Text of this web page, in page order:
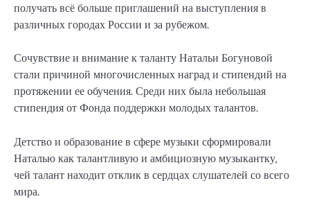
получать всё больше приглашений на выступления в
различных городах России и за рубежом.
Сочувствие и внимание к таланту Натальи Богуновой
стали причиной многочисленных наград и стипендий на
протяжении ее обучения. Среди них была небольшая
стипендия от Фонда поддержки молодых талантов.
Детство и образование в сфере музыки сформировали
Наталью как талантливую и амбициозную музыкантку,
чей талант находит отклик в сердцах слушателей со всего
мира.